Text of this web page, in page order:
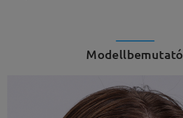
Modellbemutató